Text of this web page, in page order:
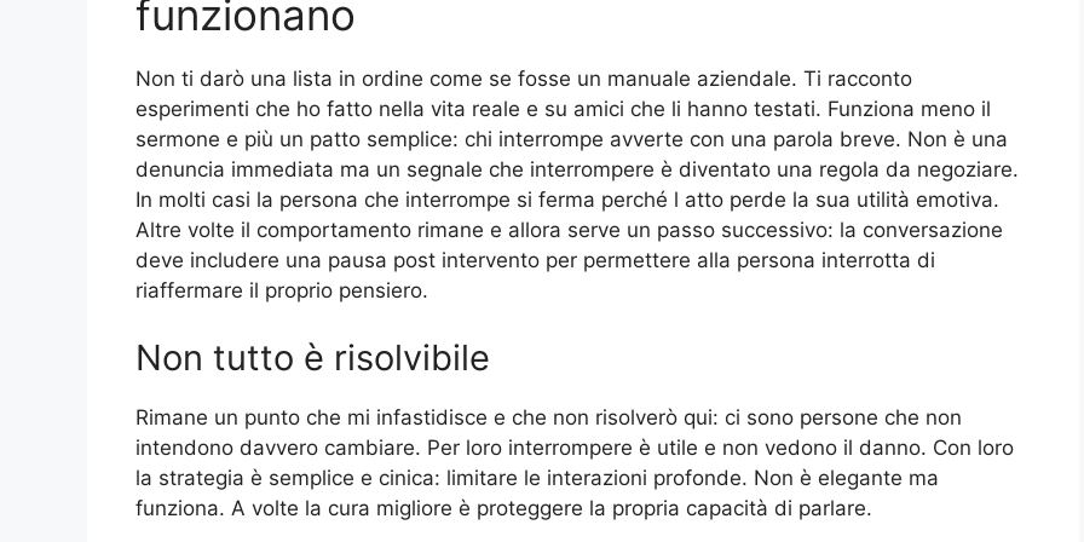
funzionano
Non ti darò una lista in ordine come se fosse un manuale aziendale. Ti racconto
esperimenti che ho fatto nella vita reale e su amici che li hanno testati. Funziona meno il
sermone e più un patto semplice: chi interrompe avverte con una parola breve. Non è una
denuncia immediata ma un segnale che interrompere è diventato una regola da negoziare.
In molti casi la persona che interrompe si ferma perché l atto perde la sua utilità emotiva.
Altre volte il comportamento rimane e allora serve un passo successivo: la conversazione
deve includere una pausa post intervento per permettere alla persona interrotta di
riaffermare il proprio pensiero.
Non tutto è risolvibile
Rimane un punto che mi infastidisce e che non risolverò qui: ci sono persone che non
intendono davvero cambiare. Per loro interrompere è utile e non vedono il danno. Con loro
la strategia è semplice e cinica: limitare le interazioni profonde. Non è elegante ma
funziona. A volte la cura migliore è proteggere la propria capacità di parlare.